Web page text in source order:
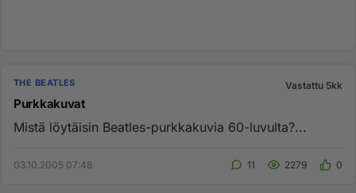
THE BEATLES Vastattu 5kk
Purkkakuvat
Mistä löytäisin Beatles-purkkakuvia 60-luvulta?...
03.10.2005 07:48 11 2279 0